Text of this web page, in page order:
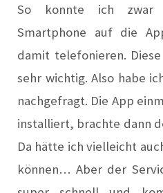
So konnte ich zwar
Smartphone auf die
damit telefonieren.
sehr wichtig. Also habe
nachgefragt. Die App
installiert, brachte dann
Da hätte ich vielleicht
können… Aber der